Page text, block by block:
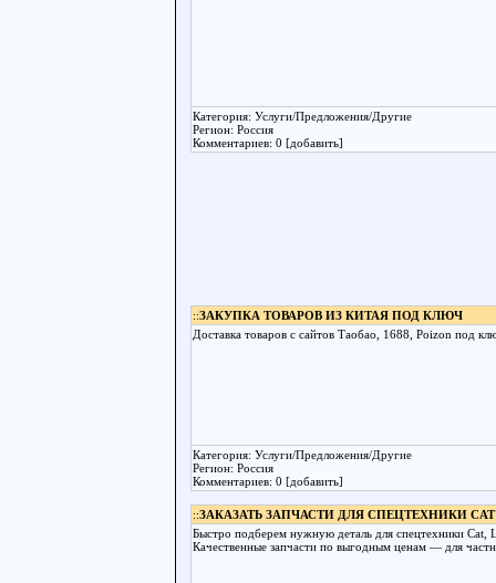
Категория: Услуги/Предложения/Другие
Регион: Россия
Комментариев: 0 [добавить]
::ЗАКУПКА ТОВАРОВ ИЗ КИТАЯ ПОД КЛЮЧ
Доставка товаров с сайтов Таобао, 1688, Poizon под
Категория: Услуги/Предложения/Другие
Регион: Россия
Комментариев: 0 [добавить]
::ЗАКАЗАТЬ ЗАПЧАСТИ ДЛЯ СПЕЦТЕХНИКИ
Быстро подберем нужную деталь для спецтехники Cat,
Качественные запчасти по выгодным ценам — для